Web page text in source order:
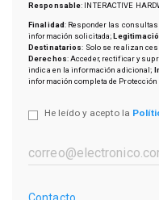
Responsable: INTERACTIVE
Finalidad: Responder las
información solicitada;
Destinatarios: Solo se realizan
Derechos: Acceder, rectificar y
indica en la información adicional;
información completa de Protección
He leído y acepto la